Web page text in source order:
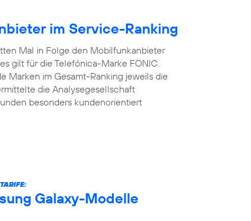
im Service-Ranking
Mal in Folge den Mobilfunkanbieter
gilt für die Telefónica-Marke FONIC.
Marken im Gesamt-Ranking jeweils die
die Analysegesellschaft
besonders kundenorientiert
Galaxy-Modelle